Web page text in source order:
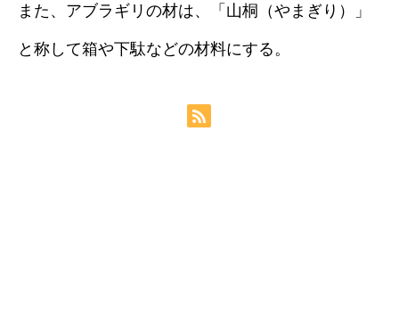
また、アブラギリの材は、「山桐（やまぎり）」
と称して箱や下駄などの材料にする。